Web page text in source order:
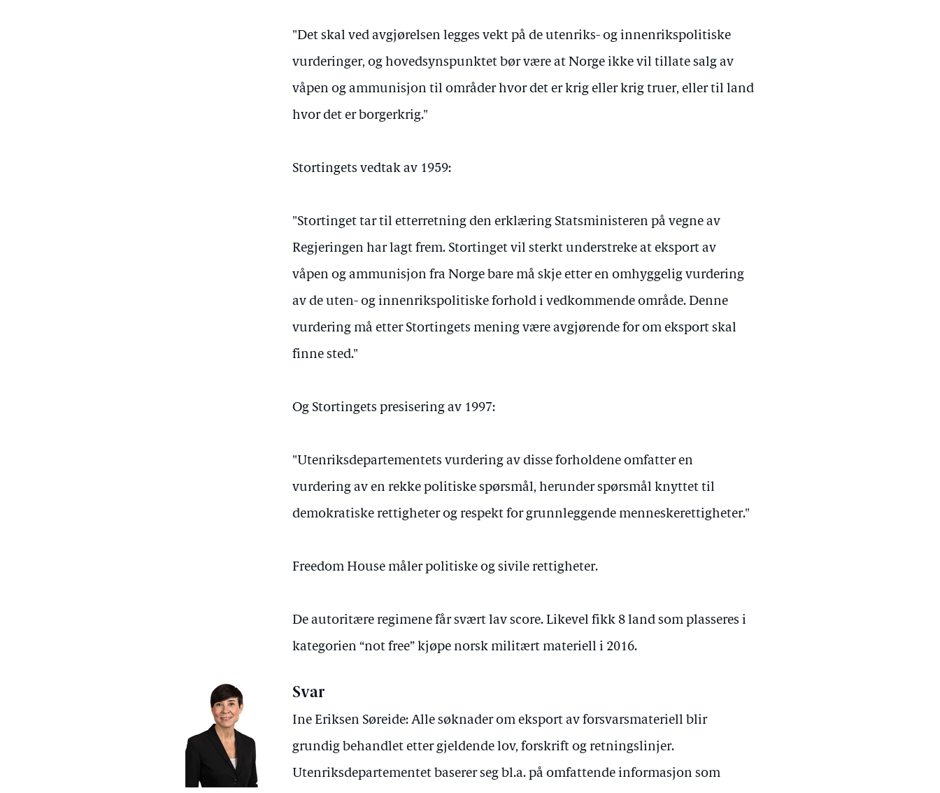
"Det skal ved avgjørelsen legges vekt på de utenriks- og innenrikspolitiske
vurderinger, og hovedsynspunktet bør være at Norge ikke vil tillate salg av
våpen og ammunisjon til områder hvor det er krig eller krig truer, eller til land
hvor det er borgerkrig."
Stortingets vedtak av 1959:
"Stortinget tar til etterretning den erklæring Statsministeren på vegne av
Regjeringen har lagt frem. Stortinget vil sterkt understreke at eksport av
våpen og ammunisjon fra Norge bare må skje etter en omhyggelig vurdering
av de uten- og innenrikspolitiske forhold i vedkommende område. Denne
vurdering må etter Stortingets mening være avgjørende for om eksport skal
finne sted."
Og Stortingets presisering av 1997:
"Utenriksdepartementets vurdering av disse forholdene omfatter en
vurdering av en rekke politiske spørsmål, herunder spørsmål knyttet til
demokratiske rettigheter og respekt for grunnleggende menneskerettigheter."
Freedom House måler politiske og sivile rettigheter.
De autoritære regimene får svært lav score. Likevel fikk 8 land som plasseres i
kategorien “not free” kjøpe norsk militært materiell i 2016.
Svar
Ine Eriksen Søreide: Alle søknader om eksport av forsvarsmateriell blir
grundig behandlet etter gjeldende lov, forskrift og retningslinjer.
Utenriksdepartementet baserer seg bl.a. på omfattende informasjon som